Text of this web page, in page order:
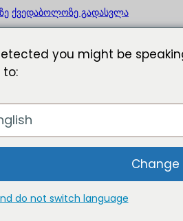
ქვედაბოლოზე გადასვლა
you might be
do not switch language